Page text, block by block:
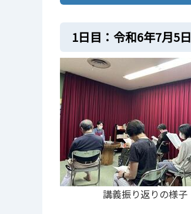
1⽇⽬：令和6年7⽉5⽇
講義振り返りの様子